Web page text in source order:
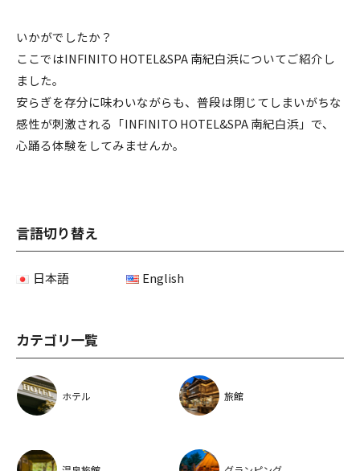
いかがでしたか？
ここではINFINITO HOTEL&SPA 南紀白浜についてご紹介し
ました。
安らぎを存分に味わいながらも、普段は閉じてしまいがちな
感性が刺激される「INFINITO HOTEL&SPA 南紀白浜」で、
心踊る体験をしてみませんか。
言語切り替え
日本語 English
カテゴリ一覧
ホテル 旅館